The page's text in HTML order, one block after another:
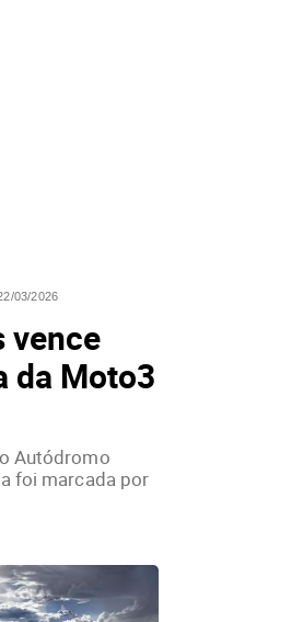
03/2026
vence
da Moto3
Autódromo
foi marcada por